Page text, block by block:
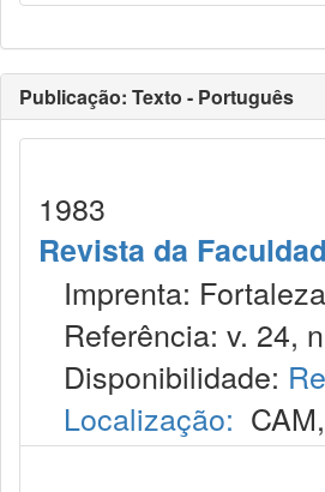
Publicação: Texto - Português
1983
Revista da
Imprenta:
Referência: v. 24,
Disponibilidade:
Localização: CAM,